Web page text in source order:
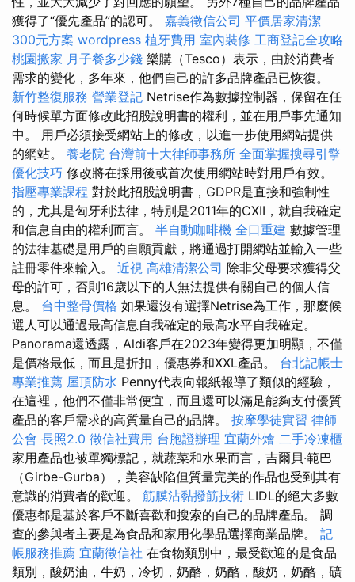
獲得了“優先產品”的認可。 嘉義徵信公司 平價居家清潔
300元方案 wordpress 植牙費用 室內裝修 工商登記全攻略
桃園搬家 月子餐多少錢 樂購（Tesco）表示，由於消費者
需求的變化，多年來，他們自己的許多品牌產品已恢復。
新竹整復服務 營業登記 Netrise作為數據控制器，保留在任
何時候單方面修改此招股說明書的權利，並在用戶事先通知
中。 用戶必須接受網站上的修改，以進一步使用網站提供
的網站。 養老院 台灣前十大律師事務所 全面掌握搜尋引擎
優化技巧 修改將在採用後或首次使用網站時對用戶有效。
指壓專業課程 對於此招股說明書，GDPR是直接和強制性
的，尤其是匈牙利法律，特別是2011年的CXII，就自我確定
和信息自由的權利而言。 半自動咖啡機 全口重建 數據管理
的法律基礎是用戶的自願貢獻，將通過打開網站並輸入一些
註冊零件來輸入。 近視 高雄清潔公司 除非父母要求獲得父
母的許可，否則16歲以下的人無法提供有關自己的個人信
息。 台中整骨價格 如果還沒有選擇Netrise為工作，那麼候
選人可以通過最高信息自我確定的最高水平自我確定。
Panorama還透露，Aldi客戶在2023年變得更加明顯，不僅
是價格最低，而且是折扣，優惠券和XXL產品。 台北記帳士
專業推薦 屋頂防水 Penny代表向報紙報導了類似的經驗，
在這裡，他們不僅非常便宜，而且還可以滿足能夠支付優質
產品的客戶需求的高質量自己的品牌。 按摩學徒實習 律師
公會 長照2.0 徵信社費用 台胞證辦理 宜蘭外燴 二手冷凍櫃
家用產品也被單獨標記，就蔬菜和水果而言，吉爾貝·範巴
（Girbe-Gurba），美容缺陷但質量完美的作品也受到其有
意識的消費者的歡迎。 筋膜沾黏撥筋技術 LIDL的絕大多數
優惠都是基於客戶不斷喜歡和搜索的自己的品牌產品。 調
查的參與者主要是為食品和家用化學品選擇商業品牌。 記
帳服務推薦 宜蘭徵信社 在食物類別中，最受歡迎的是食品
類別，酸奶油，牛奶，冷切，奶酪，奶酪，酸奶，奶酪，礦